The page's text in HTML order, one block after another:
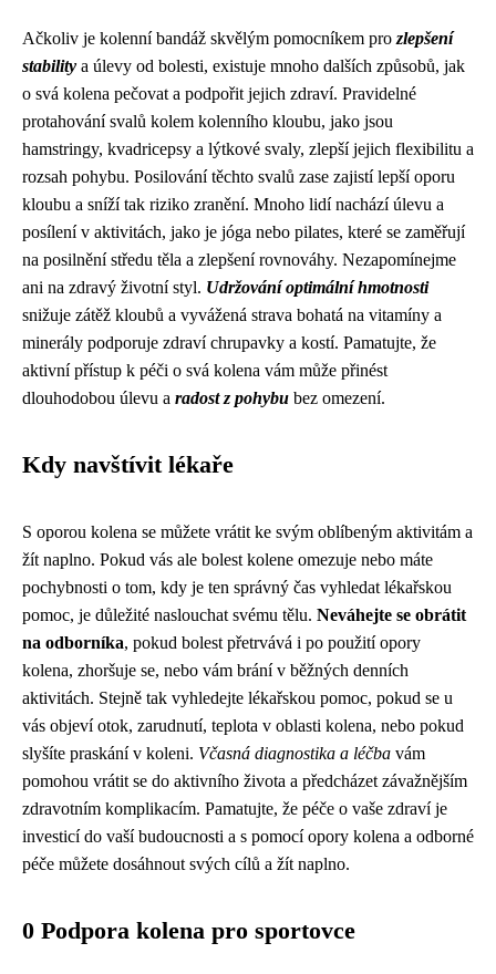
Ačkoliv je kolenní bandáž skvělým pomocníkem pro zlepšení
stability a úlevy od bolesti, existuje mnoho dalších způsobů, jak
o svá kolena pečovat a podpořit jejich zdraví. Pravidelné
protahování svalů kolem kolenního kloubu, jako jsou
hamstringy, kvadricepsy a lýtkové svaly, zlepší jejich flexibilitu a
rozsah pohybu. Posilování těchto svalů zase zajistí lepší oporu
kloubu a sníží tak riziko zranění. Mnoho lidí nachází úlevu a
posílení v aktivitách, jako je jóga nebo pilates, které se zaměřují
na posilnění středu těla a zlepšení rovnováhy. Nezapomínejme
ani na zdravý životní styl. Udržování optimální hmotnosti
snižuje zátěž kloubů a vyvážená strava bohatá na vitamíny a
minerály podporuje zdraví chrupavky a kostí. Pamatujte, že
aktivní přístup k péči o svá kolena vám může přinést
dlouhodobou úlevu a radost z pohybu bez omezení.
Kdy navštívit lékaře
S oporou kolena se můžete vrátit ke svým oblíbeným aktivitám a
žít naplno. Pokud vás ale bolest kolene omezuje nebo máte
pochybnosti o tom, kdy je ten správný čas vyhledat lékařskou
pomoc, je důležité naslouchat svému tělu. Neváhejte se obrátit
na odborníka, pokud bolest přetrvává i po použití opory
kolena, zhoršuje se, nebo vám brání v běžných denních
aktivitách. Stejně tak vyhledejte lékařskou pomoc, pokud se u
vás objeví otok, zarudnutí, teplota v oblasti kolena, nebo pokud
slyšíte praskání v koleni. Včasná diagnostika a léčba vám
pomohou vrátit se do aktivního života a předcházet závažnějším
zdravotním komplikacím. Pamatujte, že péče o vaše zdraví je
investicí do vaší budoucnosti a s pomocí opory kolena a odborné
péče můžete dosáhnout svých cílů a žít naplno.
0 Podpora kolena pro sportovce